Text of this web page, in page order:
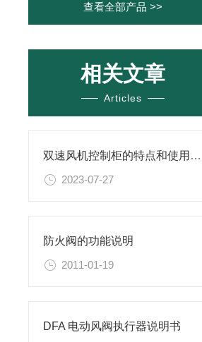
查看全部产品 >>
相关文章
Articles
双速风机控制柜的特点和使用要点说明
2023-07-27
防火阀的功能说明
2011-01-19
DFA 电动风阀执行器说明书